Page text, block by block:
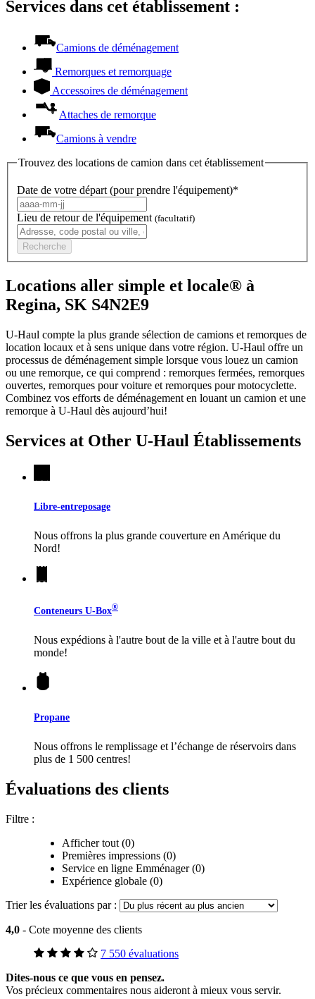
Services dans cet établissement :
Camions de déménagement
Remorques et remorquage
Accessoires de déménagement
Attaches de remorque
Camions à vendre
Trouvez des locations de camion dans cet établissement
Date de votre départ (pour prendre l'équipement)*
Lieu de retour de l'équipement (facultatif)
Recherche
Locations aller simple et locale® à
Regina, SK S4N2E9
U-Haul compte la plus grande sélection de camions et remorques de
location locaux et à sens unique dans votre région. U-Haul offre un
processus de déménagement simple lorsque vous louez un camion
ou une remorque, ce qui comprend : remorques fermées, remorques
ouvertes, remorques pour voiture et remorques pour motocyclette.
Combinez vos efforts de déménagement en louant un camion et une
remorque à U-Haul dès aujourd’hui!
Services at Other U-Haul Établissements
Libre-entreposage
Nous offrons la plus grande couverture en Amérique du
Nord!
Conteneurs U-Box®
Nous expédions à l'autre bout de la ville et à l'autre bout du
monde!
Propane
Nous offrons le remplissage et l’échange de réservoirs dans
plus de 1 500 centres!
Évaluations des clients
Filtre :
Afficher tout (0)
Premières impressions (0)
Service en ligne Emménager (0)
Expérience globale (0)
Trier les évaluations par :
4,0 - Cote moyenne des clients
7 550 évaluations
Dites-nous ce que vous en pensez.
Vos précieux commentaires nous aideront à mieux vous servir.